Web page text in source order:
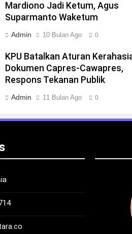
Mardiono Jadi Ketum, Agus
Suparmanto Waketum
Admin 10 Bulan Ago 0
KPU Batalkan Aturan
Dokumen Capres-Cawapres,
Respons Tekanan Publik
Admin 11 Bulan Ago 0